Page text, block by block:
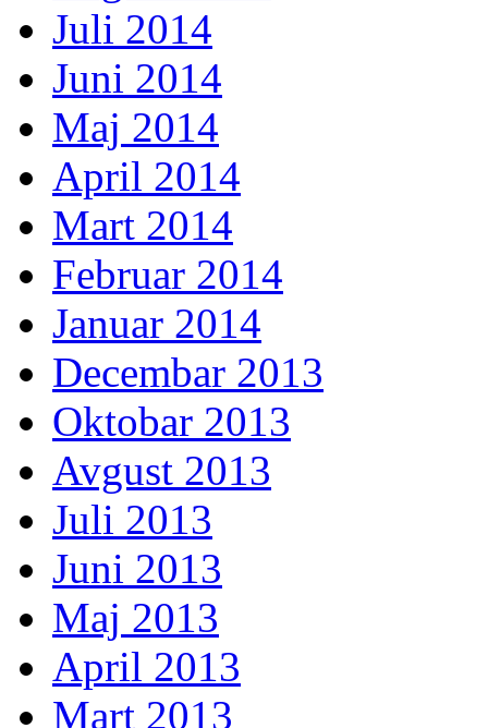
Juli 2014
Juni 2014
Maj 2014
April 2014
Mart 2014
Februar 2014
Januar 2014
Decembar 2013
Oktobar 2013
Avgust 2013
Juli 2013
Juni 2013
Maj 2013
April 2013
Mart 2013